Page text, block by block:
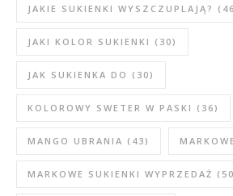
JAKIE SUKIENKI WYSZCZUPLAJĄ?
JAKI KOLOR SUKIENKI (30)
JAK SUKIENKA DO (30)
KOLOROWY SWETER W PASKI (36)
MANGO UBRANIA (43)
MARKOWE SUKIENKI WYPRZEDAŻ